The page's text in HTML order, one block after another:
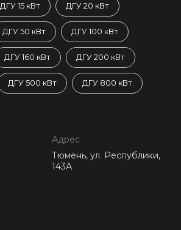
ДГУ 15 кВт ДГУ 20 кВт
ДГУ 50 кВт ДГУ 100 кВт
ДГУ 160 кВт ДГУ 200 кВт
ДГУ 500 кВт ДГУ 800 кВт
Адрес
Тюмень, ул. Республики,
143А